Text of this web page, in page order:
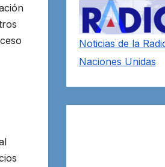
Noticias de la
Naciones Unidas